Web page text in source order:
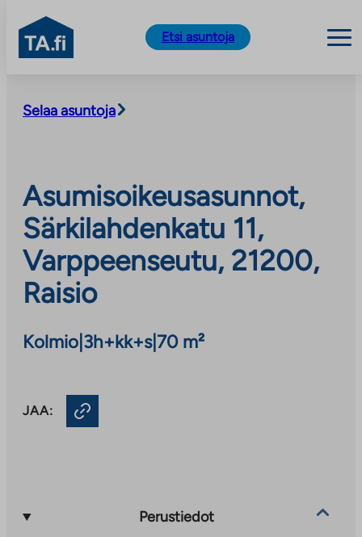
sisältöön
TA.fi
Etsi asuntoja
Selaa asuntoja
Asumisoikeusasunnot,
Särkilahdenkatu 11,
Varppeenseutu, 21200,
Raisio
Kolmio 3h+kk+s| 70 m²
JAA:
Perustiedot